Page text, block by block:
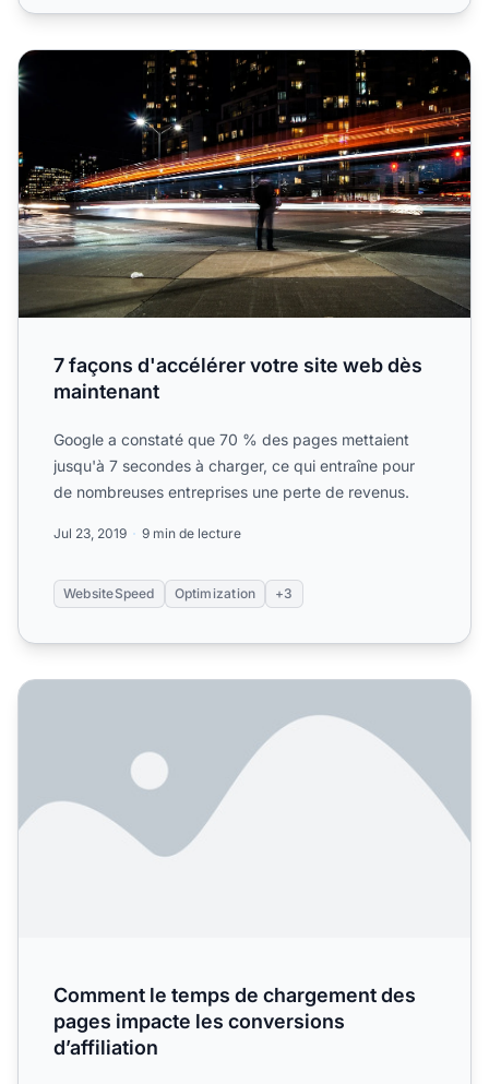
7 façons d'accélérer votre site web dès maintenant
7 façons d'accélérer votre site web dès
maintenant
Google a constaté que 70 % des pages mettaient
jusqu'à 7 secondes à charger, ce qui entraîne pour
de nombreuses entreprises une perte de revenus.
Jul 23, 2019 9 min de lecture
WebsiteSpeed Optimization +3
Comment le temps de chargement des pages impacte
Comment le temps de chargement des
pages impacte les conversions
d’affiliation